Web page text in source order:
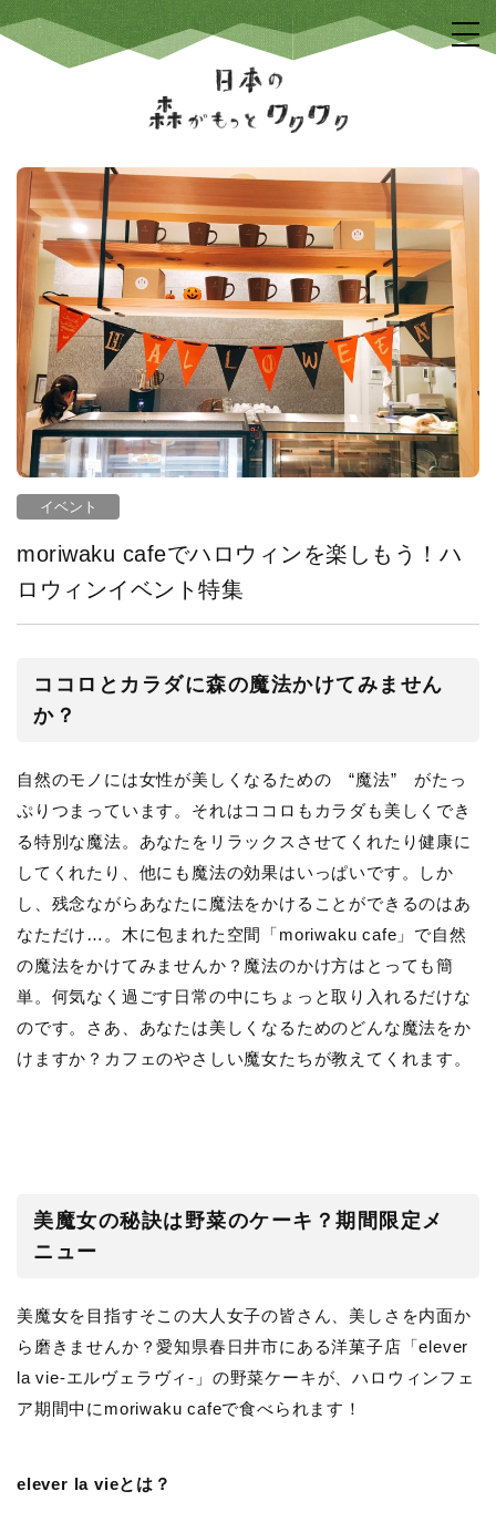
イベント
moriwaku cafeでハロウィンを楽しもう！ハ
ロウィンイベント特集
ココロとカラダに森の魔法かけてみません
か？
自然のモノには女性が美しくなるための “魔法” がたっ
ぷりつまっています。それはココロもカラダも美しくでき
る特別な魔法。あなたをリラックスさせてくれたり健康に
してくれたり、他にも魔法の効果はいっぱいです。しか
し、残念ながらあなたに魔法をかけることができるのはあ
なただけ…。木に包まれた空間「moriwaku cafe」で自然
の魔法をかけてみませんか？魔法のかけ方はとっても簡
単。何気なく過ごす日常の中にちょっと取り入れるだけな
のです。さあ、あなたは美しくなるためのどんな魔法をか
けますか？カフェのやさしい魔女たちが教えてくれます。
美魔女の秘訣は野菜のケーキ？期間限定メ
ニュー
美魔女を目指すそこの大人女子の皆さん、美しさを内面か
ら磨きませんか？愛知県春日井市にある洋菓子店「elever
la vie-エルヴェラヴィ-」の野菜ケーキが、ハロウィンフェ
ア期間中にmoriwaku cafeで食べられます！
elever la vieとは？